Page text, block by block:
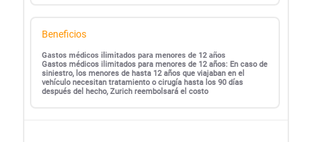
Beneficios
Gastos médicos ilimitados para menores de 12 años
Gastos médicos ilimitados para menores de 12 años: En caso de
siniestro, los menores de hasta 12 años que viajaban en el
vehículo necesitan tratamiento o cirugía hasta los 90 días
después del hecho, Zurich reembolsará el costo